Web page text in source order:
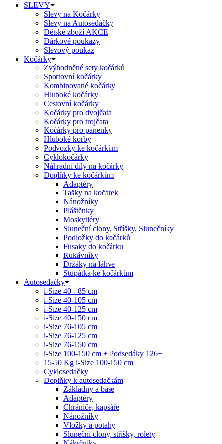
SLEVY
Slevy na Kočárky
Slevy na Autosedačky
Dětské zboží AKCE
Dárkové poukazy
Slevový poukaz
Kočárky
Zvýhodněné sety kočárků
Sportovní kočárky
Kombinované kočárky
Hluboké kočárky
Cestovní kočárky
Kočárky pro dvojčata
Kočárky pro trojčata
Kočárky pro panenky
Hluboké korby
Podvozky ke kočárkům
Cyklokočárky
Náhradní díly na kočárky
Doplňky ke kočárkům
Adaptéry
Tašky na kočárek
Nánožníky
Pláštěnky
Moskytiéry
Sluneční clony, Stříšky, Slunečníky
Podložky do kočárků
Fusaky do kočárku
Rukávníky
Držáky na láhve
Stupátka ke kočárkům
Autosedačky
i-Size 40 - 85 cm
i-Size 40-105 cm
i-Size 40-125 cm
i-Size 40-150 cm
i-Size 76-105 cm
i-Size 76-125 cm
i-Size 76-150 cm
i-Size 100-150 cm + Podsedáky 126+
15-50 Kg i-Size 100-150 cm
Cyklosedačky
Doplňky k autosedačkám
Základny a base
Adaptéry
Chrániče, kapsáře
Nánožníky
Vložky a potahy
Sluneční clony, stříšky, rolety